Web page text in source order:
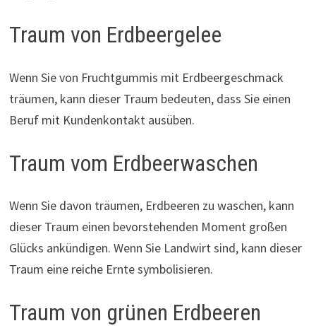
Traum von Erdbeergelee
Wenn Sie von Fruchtgummis mit Erdbeergeschmack
träumen, kann dieser Traum bedeuten, dass Sie einen
Beruf mit Kundenkontakt ausüben.
Traum vom Erdbeerwaschen
Wenn Sie davon träumen, Erdbeeren zu waschen, kann
dieser Traum einen bevorstehenden Moment großen
Glücks ankündigen. Wenn Sie Landwirt sind, kann dieser
Traum eine reiche Ernte symbolisieren.
Traum von grünen Erdbeeren